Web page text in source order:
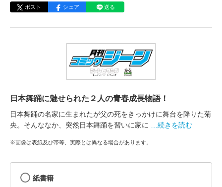
ポスト シェア 送る
日本舞踊に魅せられた２人の青春成長物語！
日本舞踊の名家に生まれたが父の死をきっかけに舞台を降りた菊
央。そんななか、突然日本舞踊を習いに家に
…続きを読む
※画像は表紙及び帯等、実際とは異なる場合があります。
紙書籍